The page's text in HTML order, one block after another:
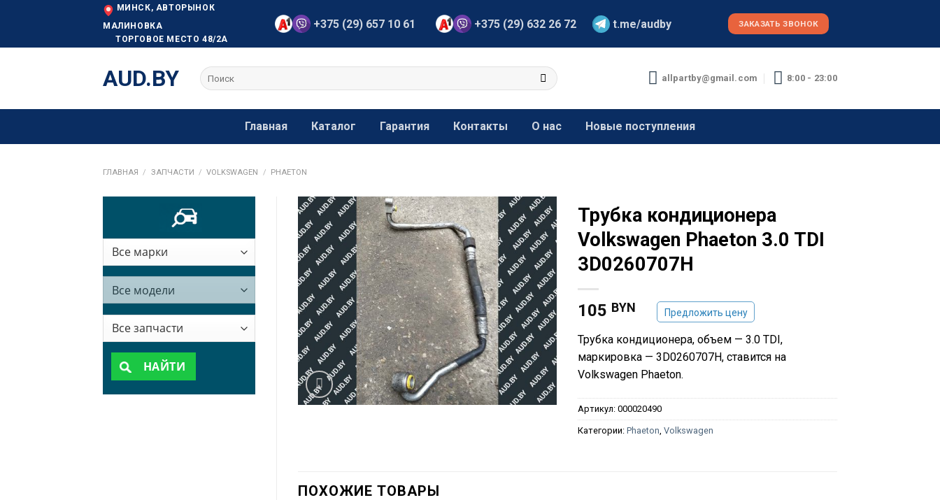
МИНСК, АВТОРЫНОК
МАЛИНОВКА
ТОРГОВОЕ МЕСТО 48/2А
+375 (29) 657 10 61 +375 (29) 632 26 72 t.me/audby ЗАКАЗАТЬ ЗВОНОК
AUD.BY Искать: allpartby@gmail.com 8:00 - 23:00
Главная Каталог Гарантия Контакты О нас Новые поступления
ГЛАВНАЯ / ЗАПЧАСТИ / VOLKSWAGEN / PHAETON
НАЙТИ
Трубка кондиционера
Volkswagen Phaeton 3.0 TDI
3D0260707H
105 BYN Предложить цену
Трубка кондиционера, объем — 3.0 TDI,
маркировка — 3D0260707H, ставится на
Volkswagen Phaeton.
Артикул:000020490
Категории:Phaeton ,Volkswagen
ПОХОЖИЕ ТОВАРЫ